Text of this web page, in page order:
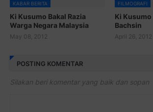
KABAR BERITA
Ki Kusumo Bakal Razia
Warga Negara Malaysia
May 08, 2012
FILMOGRAFI
Ki Kusumo
Bachsin
April 26, 2012
POSTING KOMENTAR
Silakan beri komentar yang baik dan sopan